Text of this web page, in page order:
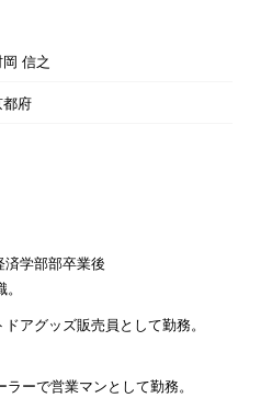
信之
府
学部部卒業後
アグッズ販売員として勤務。
ーで営業マンとして勤務。